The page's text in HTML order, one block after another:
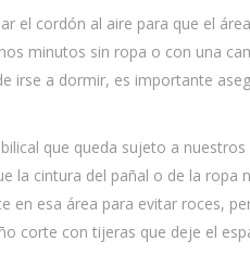
el cordón al aire para que el
minutos sin ropa o con una
irse a dormir, es importante
que queda sujeto a
la cintura del pañal o de la
en esa área para evitar roces,
corte con tijeras que deje el